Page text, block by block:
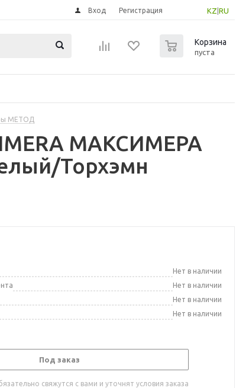
KZ RU
Вход Регистрация
Корзина
пуста
МЕТОД
МАКСИМЕРА
Торхэмн
Нет в наличии
Нет в наличии
Нет в наличии
Нет в наличии
Под заказ
свяжутся с вами и уточнят условия заказа